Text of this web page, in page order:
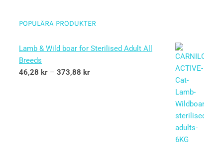
POPULÄRA PRODUKTER
Lamb & Wild boar for Sterilised Adult All
Breeds
46,28 kr – 373,88 kr